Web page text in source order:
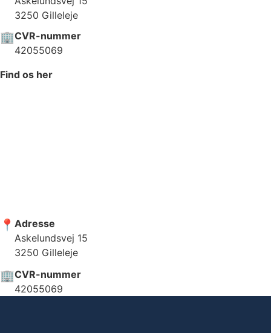
3250 Gilleleje
🏢CVR-nummer
42055069
Find os her
📍 Adresse
Askelundsvej 15
3250 Gilleleje
🏢CVR-nummer
42055069